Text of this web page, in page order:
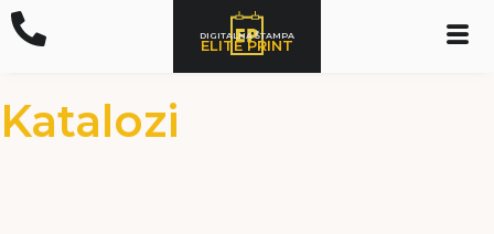
ELITE PRINT
DIGITALNA ŠTAMPA
Katalozi